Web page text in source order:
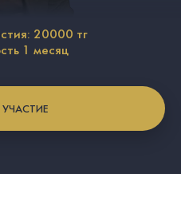
20000 тг
1 месяц
УЧАСТИЕ